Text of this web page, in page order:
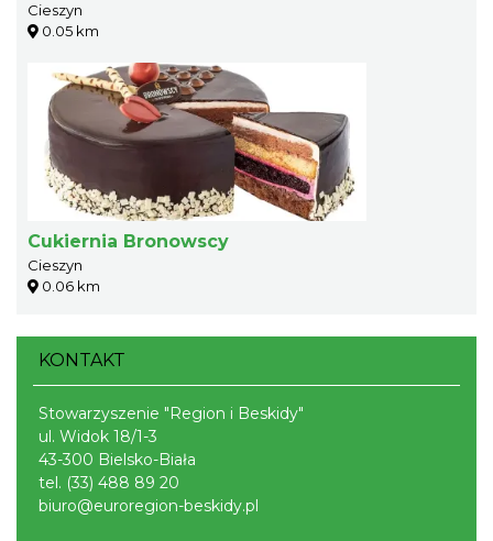
Cieszyn
0.05 km
Cukiernia Bronowscy
Cieszyn
0.06 km
KONTAKT
Stowarzyszenie "Region i Beskidy"
ul. Widok 18/1-3
43-300 Bielsko-Biała
tel. (33) 488 89 20
biuro@euroregion-beskidy.pl